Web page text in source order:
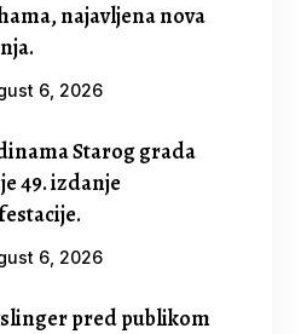
najavljena nova
6, 2026
Starog grada
49. izdanje
6, 2026
pred publikom